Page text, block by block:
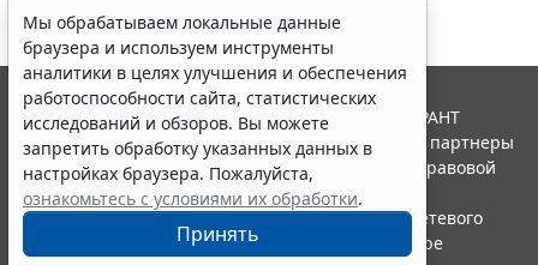
Мы обрабатываем локальные данные
браузера и используем инструменты
аналитики в целях улучшения и обеспечения
работоспособности сайта, статистических
исследований и обзоров. Вы можете
запретить обработку указанных данных в
настройках браузера. Пожалуйста,
ознакомьтесь с условиями их обработки.
Принять
© ООО "НПП "ГАРАНТ-СЕРВИС", 2026. Система ГАРАНТ
выпускается с 1990 года. Компания "Гарант" и ее партнеры
являются участниками Российской ассоциации правовой
информации ГАРАНТ.
Портал ГАРАНТ.РУ зарегистрирован в качестве сетевого
издания Федеральной службой по надзору в сфере